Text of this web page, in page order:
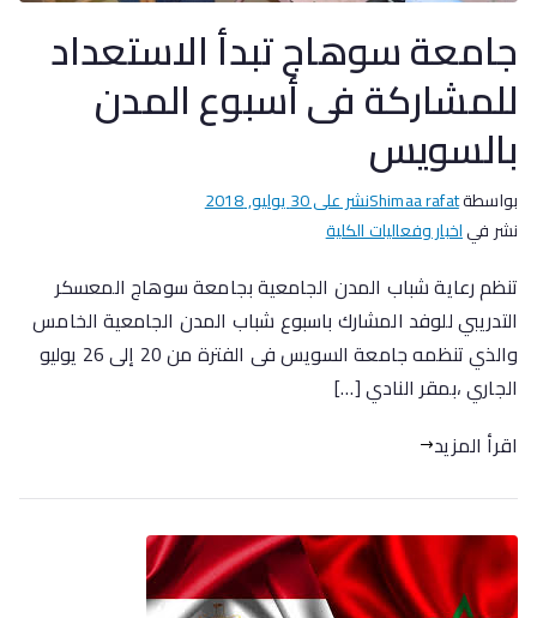
جامعة سوهاج تبدأ الاستعداد
للمشاركة فى أسبوع المدن
بالسويس
بواسطةShimaa rafatنشر على30 يوليو, 2018
نشر فياخبار وفعاليات الكلية
تنظم رعاية شباب المدن الجامعية بجامعة سوهاج المعسكر
التدريبي للوفد المشارك باسبوع شباب المدن الجامعية الخامس
والذي تنظمه جامعة السويس فى الفترة من 20 إلى 26 يوليو
الجاري ،بمقر النادي […]
اقرأ المزيد